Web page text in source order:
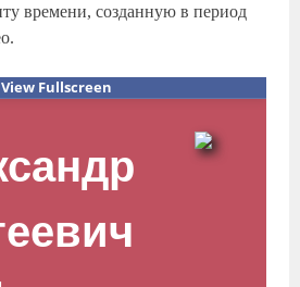
времени, созданную в период